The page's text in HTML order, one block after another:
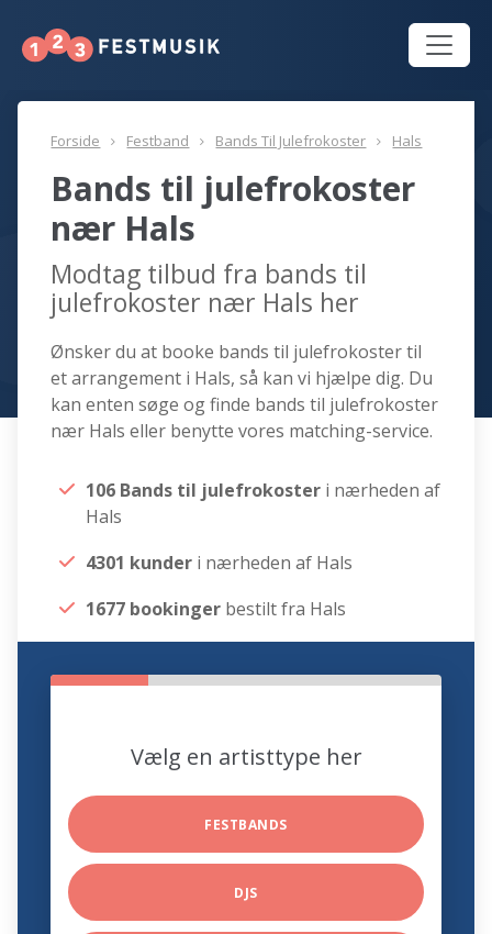
Forside Festband Bands Til Julefrokoster Hals
Bands til julefrokoster
nær Hals
Modtag tilbud fra bands til
julefrokoster nær Hals her
Ønsker du at booke bands til julefrokoster til
et arrangement i Hals, så kan vi hjælpe dig. Du
kan enten søge og finde bands til julefrokoster
nær Hals eller benytte vores matching-service.
106 Bands til julefrokoster i nærheden af
Hals
4301 kunder i nærheden af Hals
1677 bookinger bestilt fra Hals
Vælg en artisttype her
FESTBANDS
DJS